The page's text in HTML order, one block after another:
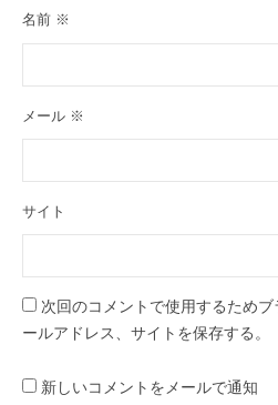
名前 ※
メール ※
サイト
次回のコメントで使用するため
ールアドレス、サイトを保存する。
新しいコメントをメールで通知